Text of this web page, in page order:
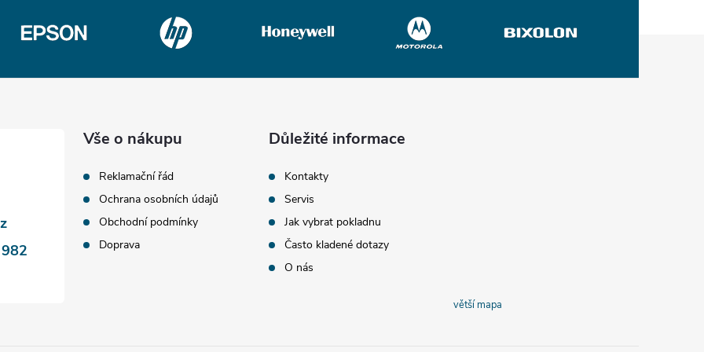
Vše o nákupu
Reklamační řád
Ochrana osobních údajů
Obchodní podmínky
Doprava
Důležité informace
Kontakty
Servis
Jak vybrat pokladnu
Často kladené dotazy
O nás
větší mapa